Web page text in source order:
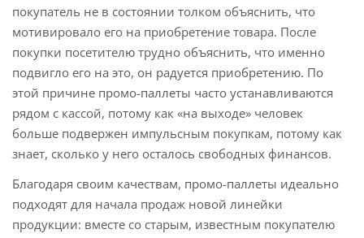
покупатель не в состоянии толком объяснить, что
мотивировало его на приобретение товара. После
покупки посетителю трудно объяснить, что именно
подвигло его на это, он радуется приобретению. По
этой причине промо-паллеты часто устанавливаются
рядом с кассой, потому как «на выходе» человек
больше подвержен импульсным покупкам, потому как
знает, сколько у него осталось свободных финансов.
Благодаря своим качествам, промо-паллеты идеально
подходят для начала продаж новой линейки
продукции: вместе со старым, известным покупателю